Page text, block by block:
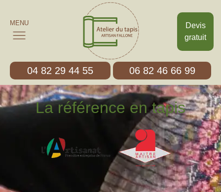
Devis
gratuit
MENU
04 82 29 44 55 06 82 46 66 99
La référence en tapis